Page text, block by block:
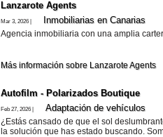
Lanzarote​ Agents
Mar 3, 2026 | Inmobiliarias en Canarias
Agencia inmobiliaria con una amplia
Más información sobre Lanzarote​ Agents
Autofilm - Polarizados Boutique
Feb 27, 2026 | Adaptación de vehí­culos
¿Estás cansado de que el sol
la solución que has estado buscando.